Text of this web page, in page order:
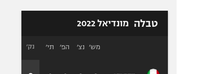
ספורט אולימפי
טבלה מונדיאל 2022
מש׳ נצ׳ הפ׳ תי׳ נק׳